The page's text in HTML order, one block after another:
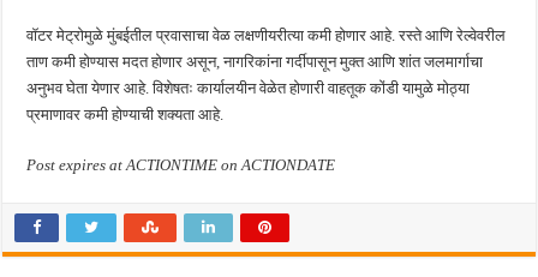
वॉटर मेट्रोमुळे मुंबईतील प्रवासाचा वेळ लक्षणीयरीत्या कमी होणार आहे. रस्ते आणि रेल्वेवरील
ताण कमी होण्यास मदत होणार असून, नागरिकांना गर्दीपासून मुक्त आणि शांत जलमार्गाचा
अनुभव घेता येणार आहे. विशेषतः कार्यालयीन वेळेत होणारी वाहतूक कोंडी यामुळे मोठ्या
प्रमाणावर कमी होण्याची शक्यता आहे.
Post expires at ACTIONTIME on ACTIONDATE